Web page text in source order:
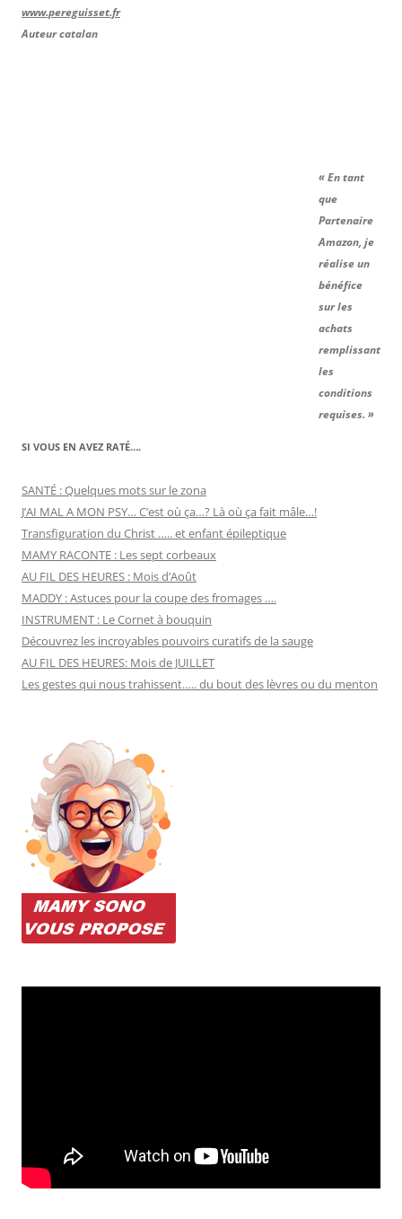
www.pereguisset.fr
Auteur catalan
« En tant
que
Partenaire
Amazon, je
réalise un
bénéfice
sur les
achats
remplissant
les
conditions
requises. »
SI VOUS EN AVEZ RATÉ….
SANTÉ : Quelques mots sur le zona
J’AI MAL A MON PSY… C’est où ça…? Là où ça fait mâle…!
Transfiguration du Christ ….. et enfant épileptique
MAMY RACONTE : Les sept corbeaux
AU FIL DES HEURES : Mois d’Août
MADDY : Astuces pour la coupe des fromages ….
INSTRUMENT : Le Cornet à bouquin
Découvrez les incroyables pouvoirs curatifs de la sauge
AU FIL DES HEURES: Mois de JUILLET
Les gestes qui nous trahissent….. du bout des lèvres ou du menton